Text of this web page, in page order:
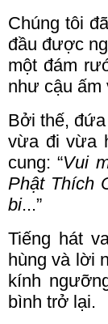
Chúng tôi
đầu được
một đám
như cậu ấm
Bởi thế,
vừa đi vừa
cung: “Vui
Phật Thích
bi...”
Tiếng hát
hùng và lời
kính
bình trở lại.